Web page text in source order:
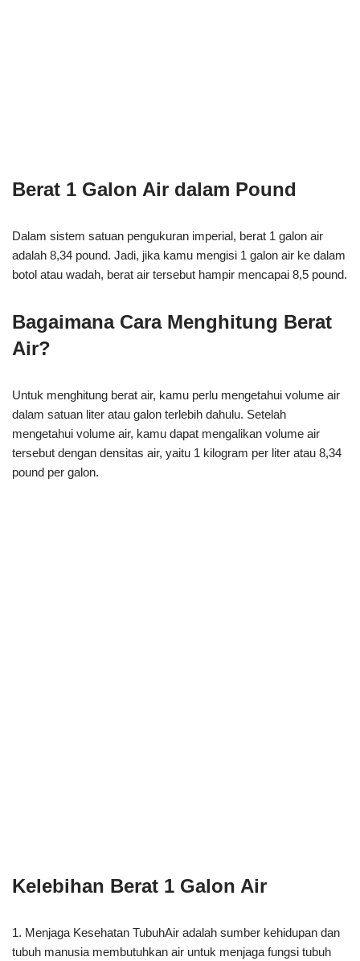
Berat 1 Galon Air dalam Pound
Dalam sistem satuan pengukuran imperial, berat 1 galon air
adalah 8,34 pound. Jadi, jika kamu mengisi 1 galon air ke dalam
botol atau wadah, berat air tersebut hampir mencapai 8,5 pound.
Bagaimana Cara Menghitung Berat
Air?
Untuk menghitung berat air, kamu perlu mengetahui volume air
dalam satuan liter atau galon terlebih dahulu. Setelah
mengetahui volume air, kamu dapat mengalikan volume air
tersebut dengan densitas air, yaitu 1 kilogram per liter atau 8,34
pound per galon.
Kelebihan Berat 1 Galon Air
1. Menjaga Kesehatan TubuhAir adalah sumber kehidupan dan
tubuh manusia membutuhkan air untuk menjaga fungsi tubuh